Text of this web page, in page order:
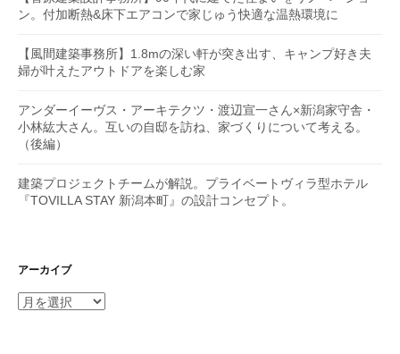
ン。付加断熱&床下エアコンで家じゅう快適な温熱環境に
【風間建築事務所】1.8mの深い軒が突き出す、キャンプ好き夫
婦が叶えたアウトドアを楽しむ家
アンダーイーヴス・アーキテクツ・渡辺宣一さん×新潟家守舎・
小林紘大さん。互いの自邸を訪ね、家づくりについて考える。
（後編）
建築プロジェクトチームが解説。プライベートヴィラ型ホテル
『TOVILLA STAY 新潟本町』の設計コンセプト。
アーカイブ